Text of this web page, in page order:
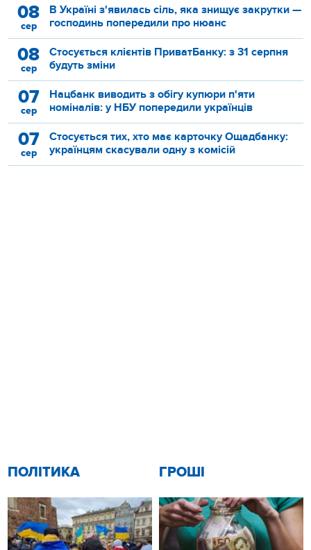
08
сер
В Україні з'явилась сіль, яка знищує закрутки —
господинь попередили про нюанс
08
сер
Стосується клієнтів ПриватБанку: з 31 серпня
будуть зміни
07
сер
Нацбанк виводить з обігу купюри п'яти
номіналів: у НБУ попередили українців
07
сер
Стосується тих, хто має карточку Ощадбанку:
українцям скасували одну з комісій
ПОЛІТИКА ГРОШІ